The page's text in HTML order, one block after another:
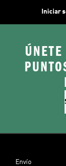
Iniciar
Envío